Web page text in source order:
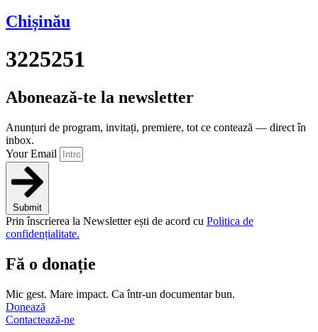
Chișinău
3225251
Abonează-te la newsletter
Anunțuri de program, invitați, premiere, tot ce contează — direct în
inbox.
Your Email
Submit
Prin înscrierea la Newsletter ești de acord cu Politica de
confidențialitate.
Fă o donație
Mic gest. Mare impact. Ca într-un documentar bun.
Donează
Contactează-ne